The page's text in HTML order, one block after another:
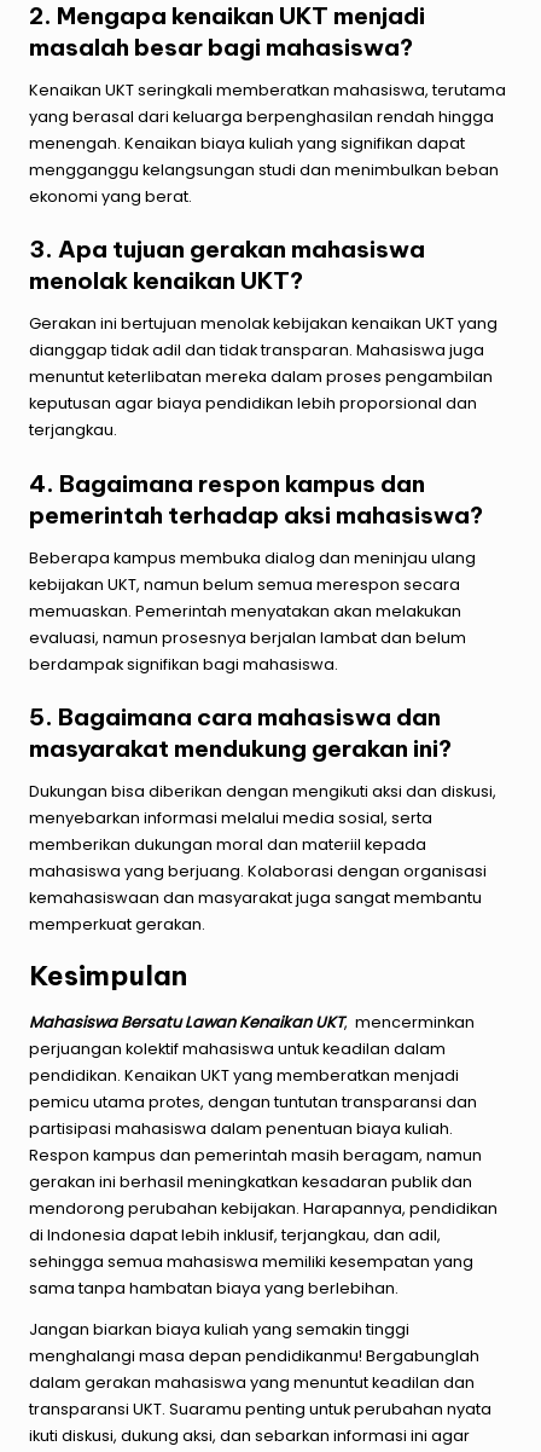
2. Mengapa kenaikan UKT menjadi
masalah besar bagi mahasiswa?
Kenaikan UKT seringkali memberatkan mahasiswa, terutama
yang berasal dari keluarga berpenghasilan rendah hingga
menengah. Kenaikan biaya kuliah yang signifikan dapat
mengganggu kelangsungan studi dan menimbulkan beban
ekonomi yang berat.
3. Apa tujuan gerakan mahasiswa
menolak kenaikan UKT?
Gerakan ini bertujuan menolak kebijakan kenaikan UKT yang
dianggap tidak adil dan tidak transparan. Mahasiswa juga
menuntut keterlibatan mereka dalam proses pengambilan
keputusan agar biaya pendidikan lebih proporsional dan
terjangkau.
4. Bagaimana respon kampus dan
pemerintah terhadap aksi mahasiswa?
Beberapa kampus membuka dialog dan meninjau ulang
kebijakan UKT, namun belum semua merespon secara
memuaskan. Pemerintah menyatakan akan melakukan
evaluasi, namun prosesnya berjalan lambat dan belum
berdampak signifikan bagi mahasiswa.
5. Bagaimana cara mahasiswa dan
masyarakat mendukung gerakan ini?
Dukungan bisa diberikan dengan mengikuti aksi dan diskusi,
menyebarkan informasi melalui media sosial, serta
memberikan dukungan moral dan materiil kepada
mahasiswa yang berjuang. Kolaborasi dengan organisasi
kemahasiswaan dan masyarakat juga sangat membantu
memperkuat gerakan.
Kesimpulan
Mahasiswa Bersatu Lawan Kenaikan UKT, mencerminkan
perjuangan kolektif mahasiswa untuk keadilan dalam
pendidikan. Kenaikan UKT yang memberatkan menjadi
pemicu utama protes, dengan tuntutan transparansi dan
partisipasi mahasiswa dalam penentuan biaya kuliah.
Respon kampus dan pemerintah masih beragam, namun
gerakan ini berhasil meningkatkan kesadaran publik dan
mendorong perubahan kebijakan. Harapannya, pendidikan
di Indonesia dapat lebih inklusif, terjangkau, dan adil,
sehingga semua mahasiswa memiliki kesempatan yang
sama tanpa hambatan biaya yang berlebihan.
Jangan biarkan biaya kuliah yang semakin tinggi
menghalangi masa depan pendidikanmu! Bergabunglah
dalam gerakan mahasiswa yang menuntut keadilan dan
transparansi UKT. Suaramu penting untuk perubahan nyata
ikuti diskusi, dukung aksi, dan sebarkan informasi ini agar